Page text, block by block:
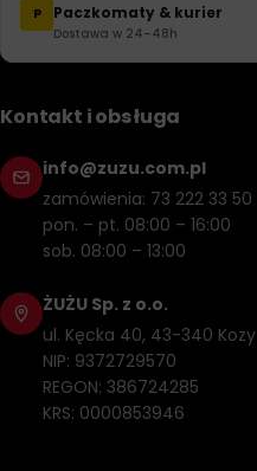
P Paczkomaty & kurier
Dostawa w 24–48h
Kontakt i obsługa
info@zuzu.com.pl
zamówienia: 73 222 33 50
pon. – pt. 08:00 – 16:00
sob. 08:00 – 13:00
ŻUŻU Sp. z o.o.
ul. Kęcka 40, 43-340 Kozy
NIP: 9372729570
REGON: 386724285
KRS: 0000853946